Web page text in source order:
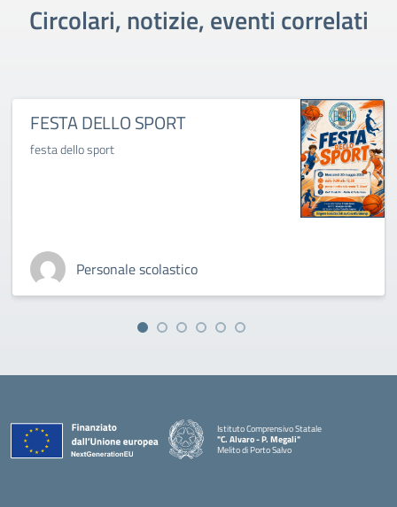
Circolari, notizie, eventi correlati
FESTA DELLO SPORT
festa dello sport
Personale scolastico
Istituto Comprensivo Statale
"C. Alvaro - P. Megali"
Melito di Porto Salvo